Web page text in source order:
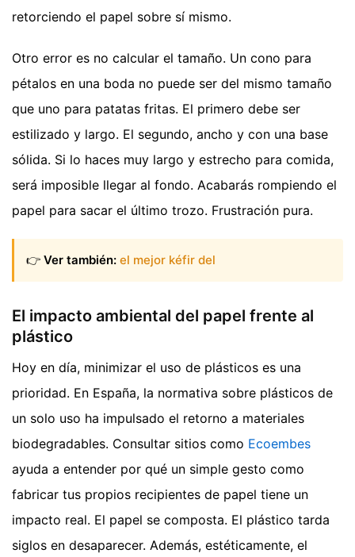
retorciendo el papel sobre sí mismo.
Otro error es no calcular el tamaño. Un cono para
pétalos en una boda no puede ser del mismo tamaño
que uno para patatas fritas. El primero debe ser
estilizado y largo. El segundo, ancho y con una base
sólida. Si lo haces muy largo y estrecho para comida,
será imposible llegar al fondo. Acabarás rompiendo el
papel para sacar el último trozo. Frustración pura.
👉 Ver también: el mejor kéfir del
El impacto ambiental del papel frente al
plástico
Hoy en día, minimizar el uso de plásticos es una
prioridad. En España, la normativa sobre plásticos de
un solo uso ha impulsado el retorno a materiales
biodegradables. Consultar sitios como Ecoembes
ayuda a entender por qué un simple gesto como
fabricar tus propios recipientes de papel tiene un
impacto real. El papel se composta. El plástico tarda
siglos en desaparecer. Además, estéticamente, el